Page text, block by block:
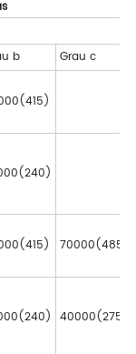
b Grau c
70000(485)
40000(275)